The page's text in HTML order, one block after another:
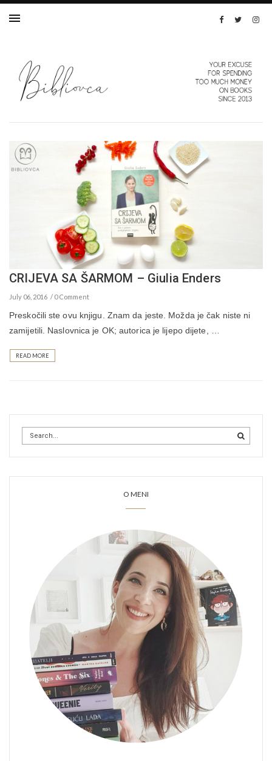
CRIJEVA SA ŠARMOM – Giulia Enders
July 06, 2016 0 Comment
Preskočili ste ovu knjigu. Znam da jeste. Možda je čak niste ni
zamijetili. Naslovnica je OK; autorica je lijepo dijete, …
READ MORE
O MENI